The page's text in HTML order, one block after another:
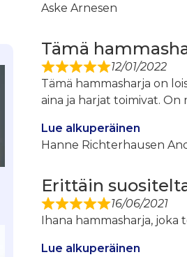
Aske Arnesen
Tämä
12/01/2022
Tämä hammasharja on
aina ja harjat toimivat. On
Lue alkuperäinen
Hanne Richterhausen
Erittäin
16/06/2021
Ihana hammasharja,
Lue alkuperäinen